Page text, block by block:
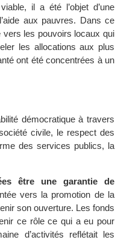
il a été l’objet d’une
aux pauvres. Dans ce
les pouvoirs locaux qui
les allocations aux plus
ont été concentrées à un
démocratique à travers
civile, le respect des
des services publics, la
être une garantie de
vers la promotion de la
son ouverture. Les fonds
ce rôle ce qui a eu pour
d’activités reflétait les